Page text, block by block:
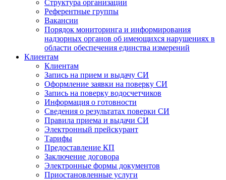
Структура организации
Референтные группы
Вакансии
Порядок мониторинга и информирования
надзорных органов об имеющихся нарушениях в
области обеспечения единства измерений
Клиентам
Клиентам
Запись на прием и выдачу СИ
Оформление заявки на поверку СИ
Запись на поверку водосчетчиков
Информация о готовности
Сведения о результатах поверки СИ
Правила приема и выдачи СИ
Электронный прейскурант
Тарифы
Предоставление КП
Заключение договора
Электронные формы документов
Приостановленные услуги